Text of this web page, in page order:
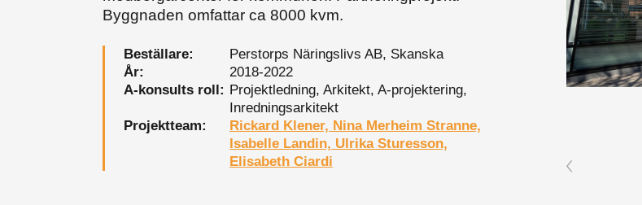
Byggnaden omfattar ca 8000 kvm.
Beställare:
Perstorps Näringslivs AB, Skanska
År:
2018-2022
A-konsults roll: Projektledning, Arkitekt, A-projektering,
Inredningsarkitekt
Projektteam:
Rickard Klener, Nina Merheim Stranne,
Isabelle Landin, Ulrika Sturesson,
Elisabeth Ciardi